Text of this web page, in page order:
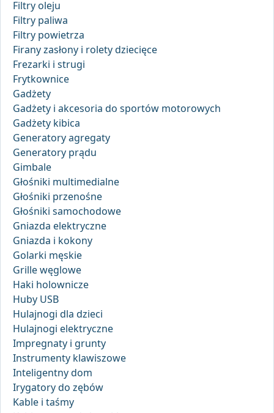
Filtry oleju
Filtry paliwa
Filtry powietrza
Firany zasłony i rolety dziecięce
Frezarki i strugi
Frytkownice
Gadżety
Gadżety i akcesoria do sportów motorowych
Gadżety kibica
Generatory agregaty
Generatory prądu
Gimbale
Głośniki multimedialne
Głośniki przenośne
Głośniki samochodowe
Gniazda elektryczne
Gniazda i kokony
Golarki męskie
Grille węglowe
Haki holownicze
Huby USB
Hulajnogi dla dzieci
Hulajnogi elektryczne
Impregnaty i grunty
Instrumenty klawiszowe
Inteligentny dom
Irygatory do zębów
Kable i taśmy